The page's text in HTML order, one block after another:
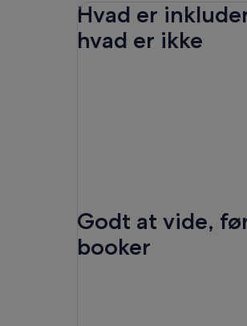
Hvad er
hvad er ikke
Godt at vide,
booker